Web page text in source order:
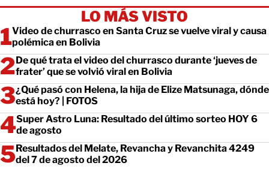
LO MÁS VISTO
Video de churrasco en Santa Cruz se vuelve viral y causa
polémica en Bolivia
De qué trata el video del churrasco durante ‘jueves de
frater’ que se volvió viral en Bolivia
¿Qué pasó con Helena, la hija de Elize Matsunaga, dónde
está hoy? | FOTOS
Super Astro Luna: Resultado del último sorteo HOY 6
de agosto
Resultados del Melate, Revancha y Revanchita 4249
del 7 de agosto del 2026